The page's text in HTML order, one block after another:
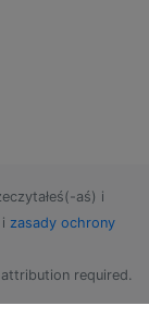
aś) i
i zasady ochrony
required.